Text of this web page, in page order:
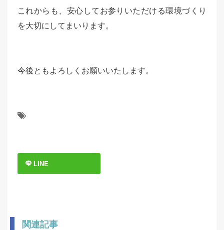
これからも、安心してお参りいただける環境づくり
を大切にしてまいります。
今後ともよろしくお願いいたします。
LINE
関連記事